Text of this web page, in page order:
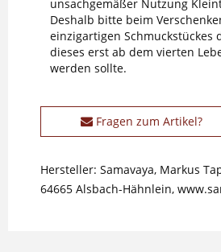
unsachgemäßer Nutzung
Deshalb bitte beim
einzigartigen Schmuckstückes
dieses erst ab dem vierten
werden sollte.
Fragen zum Artikel?
Hersteller: Samavaya, Markus
64665 Alsbach-Hähnlein,